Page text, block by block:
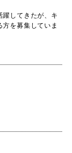
躍してきたが、キ
を募集していま